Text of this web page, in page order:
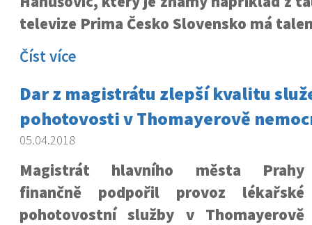
televize Prima Česko Slovensko má
Číst více
Dar z magistrátu zlepší kvalitu
pohotovosti v Thomayerově
05.04.2018
Magistrát hlavního města Prahy
finančně podpořil provoz lékařské
pohotovostní služby v Thomayerově